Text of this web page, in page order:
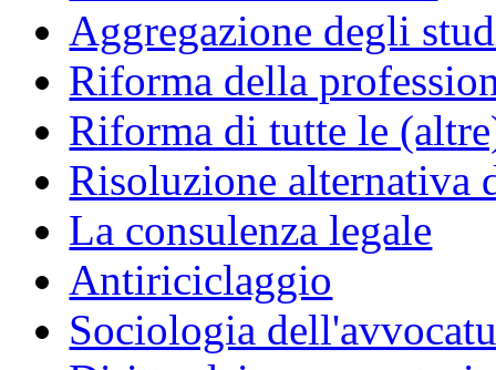
Aggregazione degli
Riforma della
Riforma di tutte le
Risoluzione alternativa
La consulenza legale
Antiriciclaggio
Sociologia